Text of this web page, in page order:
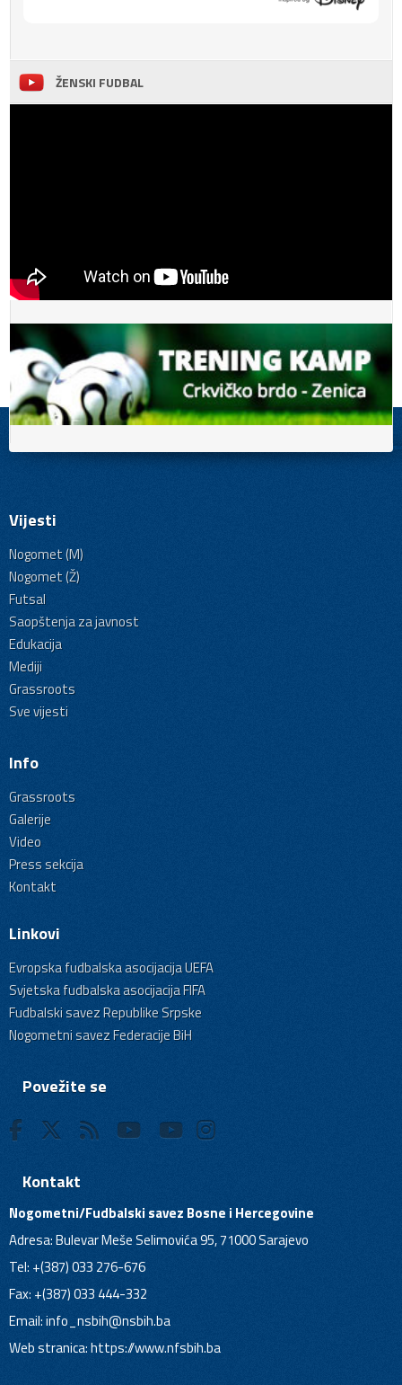
ŽENSKI FUDBAL
Vijesti
Nogomet (M)
Nogomet (Ž)
Futsal
Saopštenja za javnost
Edukacija
Mediji
Grassroots
Sve vijesti
Info
Grassroots
Galerije
Video
Press sekcija
Kontakt
Linkovi
Evropska fudbalska asocijacija UEFA
Svjetska fudbalska asocijacija FIFA
Fudbalski savez Republike Srpske
Nogometni savez Federacije BiH
Povežite se
Kontakt
Nogometni/Fudbalski savez Bosne i Hercegovine
Adresa: Bulevar Meše Selimovića 95, 71000 Sarajevo
Tel: +(387) 033 276-676
Fax: +(387) 033 444-332
Email:info_nsbih@nsbih.ba
Web stranica: https://www.nfsbih.ba